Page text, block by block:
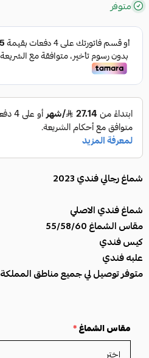
متوفر
شماغ رجالي فندي 2023
شماغ فندي الاصلي
مقاس الشماغ 55/58/60
كيس فندي
علبه فندي
متوفر توصيل لي جميع مناطق المملكة
مقاس الشماغ*